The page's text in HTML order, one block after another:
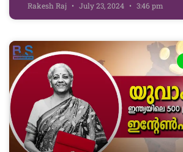
Rakesh Raj July 23, 2024 3:46 pm